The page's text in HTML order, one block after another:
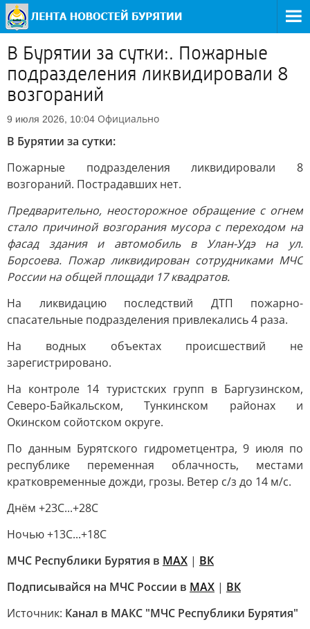
В Бурятии за сутки:. Пожарные
подразделения ликвидировали 8
возгораний
9 июля 2026, 10:04 Официально
В Бурятии за сутки:
Пожарные подразделения ликвидировали 8
возгораний. Пострадавших нет.
Предварительно, неосторожное обращение с огнем
стало причиной возгорания мусора с переходом на
фасад здания и автомобиль в Улан-Удэ на ул.
Борсоева. Пожар ликвидирован сотрудниками МЧС
России на общей площади 17 квадратов.
На ликвидацию последствий ДТП пожарно-
спасательные подразделения привлекались 4 раза.
На водных объектах происшествий не
зарегистрировано.
На контроле 14 туристских групп в Баргузинском,
Северо-Байкальском, Тункинском районах и
Окинском сойотском округе.
По данным Бурятского гидрометцентра, 9 июля по
республике переменная облачность, местами
кратковременные дожди, грозы. Ветер с/з до 14 м/с.
Днём +23С...+28С
Ночью +13С...+18С
МЧС Республики Бурятия в MAX | ВК
Подписывайся на МЧС России в МАХ | ВК
Источник: Канал в МАКС "МЧС Республики Бурятия"